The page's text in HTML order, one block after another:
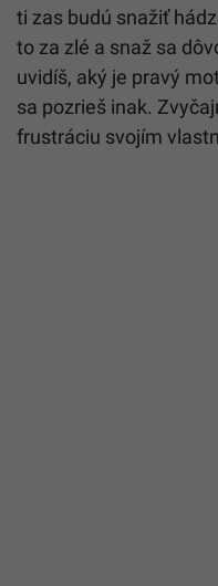
ti zas budú snažiť
to za zlé a snaž sa
uvidíš, aký je pravý
sa pozrieš inak.
frustráciu svojím